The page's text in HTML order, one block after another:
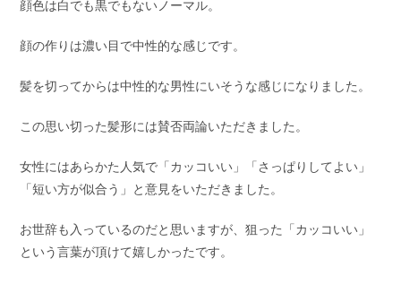
顔色は白でも黒でもないノーマル。
顔の作りは濃い目で中性的な感じです。
髪を切ってからは中性的な男性にいそうな感じになりました。
この思い切った髪形には賛否両論いただきました。
女性にはあらかた人気で「カッコいい」「さっぱりしてよい」
「短い方が似合う」と意見をいただきました。
お世辞も入っているのだと思いますが、狙った「カッコいい」
という言葉が頂けて嬉しかったです。